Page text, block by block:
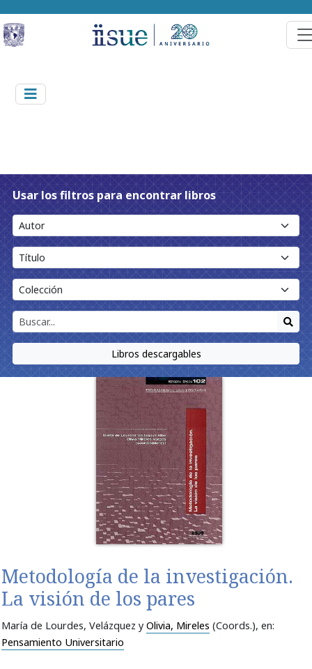
Usar los filtros para encontrar libros
Libros descargables
Metodología de la investigación.
La visión de los pares
María de Lourdes, Velázquez yOlivia, Mireles (Coords.), en:
Pensamiento Universitario